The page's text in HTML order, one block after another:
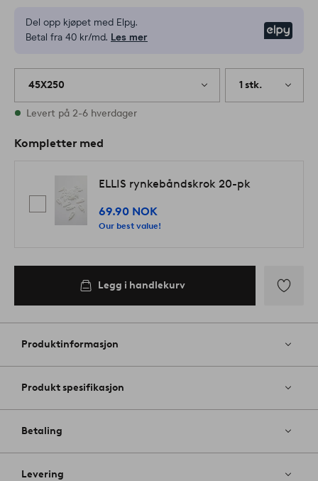
Del opp kjøpet med Elpy.
Betal fra 40 kr/md. Les mer
45X250 1 stk.
På lager
Levert på 2-6 hverdager
Kompletter med
ELLIS rynkebåndskrok 20-pk
69.90 NOK
Our best value!
Legg i handlekurv
til
Produktinformasjon
Produkt spesifikasjon
Betaling
Levering